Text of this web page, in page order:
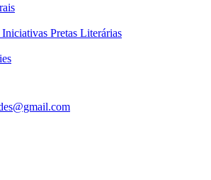
Pretas Literárias